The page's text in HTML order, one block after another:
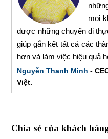
mọi
được những chuyến đi
giúp gắn kết tất cả các
hơn và làm việc hiệu quả
Nguyễn Thanh Minh -
Việt.
Chia sẻ của khách